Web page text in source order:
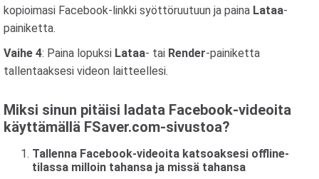
kopioimasi Facebook-linkki syöttöruutuun ja paina Lataa-
painiketta.
Vaihe 4: Paina lopuksi Lataa- tai Render-painiketta
tallentaaksesi videon laitteellesi.
Miksi sinun pitäisi ladata Facebook-videoita
käyttämällä FSaver.com-sivustoa?
Tallenna Facebook-videoita katsoaksesi offline-
tilassa milloin tahansa ja missä tahansa